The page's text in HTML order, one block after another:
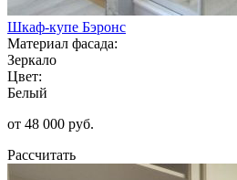
Шкаф-купе Бэронс
Материал фасада:
Зеркало
Цвет:
Белый
от 48 000 руб.
Рассчитать